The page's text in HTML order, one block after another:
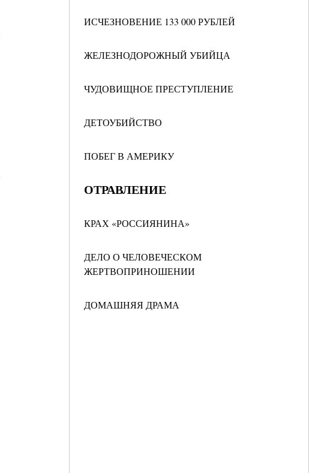
ИСЧЕЗНОВЕНИЕ 133 000 РУБЛЕЙ
ЖЕЛЕЗНОДОРОЖНЫЙ УБИЙЦА
ЧУДОВИЩНОЕ ПРЕСТУПЛЕНИЕ
ДЕТОУБИЙСТВО
ПОБЕГ В АМЕРИКУ
ОТРАВЛЕНИЕ
КРАХ «РОССИЯНИНА»
ДЕЛО О ЧЕЛОВЕЧЕСКОМ
ЖЕРТВОПРИНОШЕНИИ
ДОМАШНЯЯ ДРАМА